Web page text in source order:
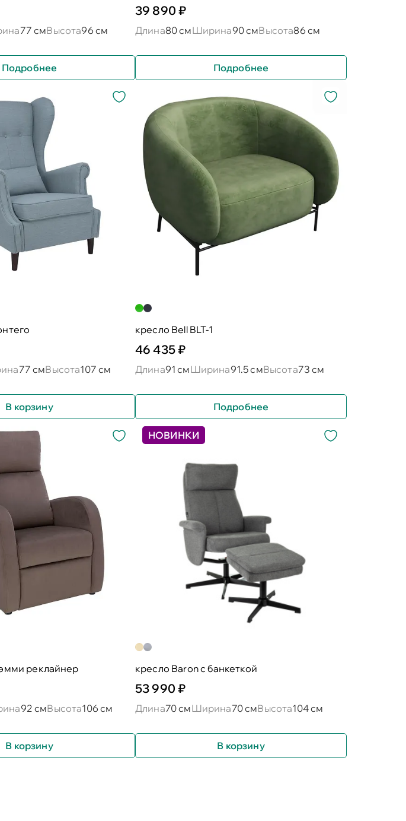
77 смВысота96 см
Подробнее
39 890 ₽
Длина80 смШирина90 смВысота86 см
Подробнее
77 смВысота107 см
В корзину
кресло Bell BLT-1
46 435 ₽
Длина91 смШирина91.5 смВысота73 см
Подробнее
реклайнер
92 смВысота106 см
В корзину
НОВИНКИ
кресло Baron c банкеткой
53 990 ₽
Длина70 смШирина70 смВысота104 см
В корзину